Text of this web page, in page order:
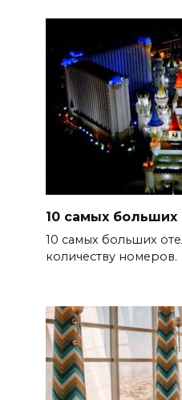
10 самых
10 самых больших
количеству номеров.